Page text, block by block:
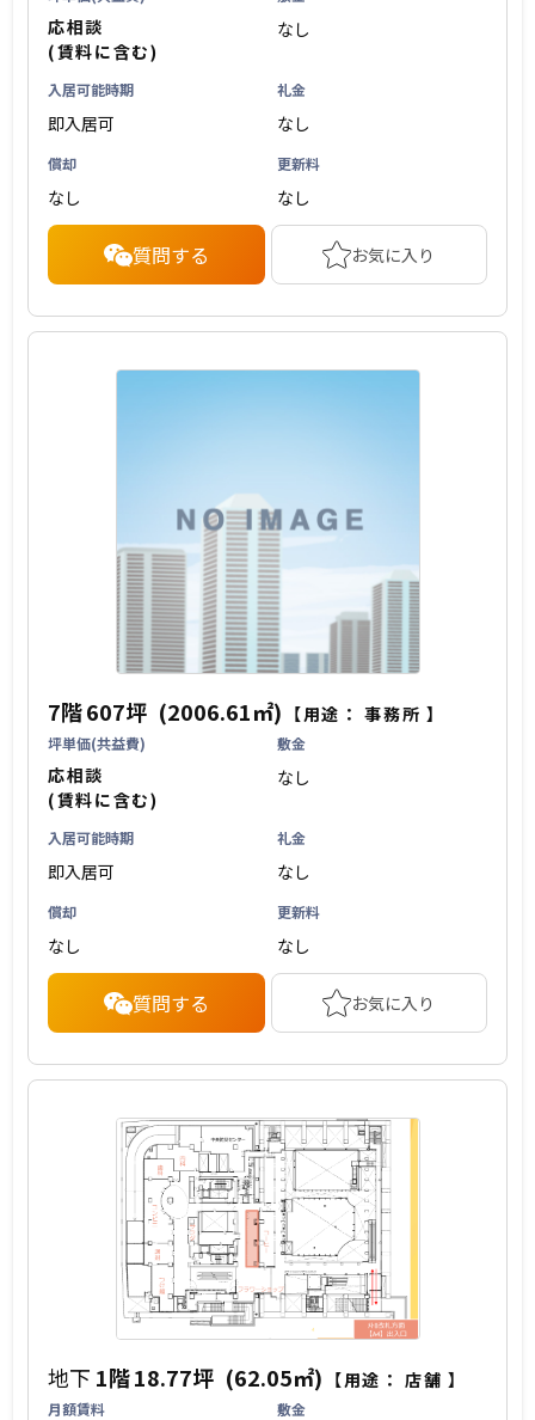
応相談
(賃料に含む)
なし
入居可能時期
即入居可
礼金
なし
償却
なし
更新料
なし
質問する お気に入り
7階607坪 (2006.61㎡) 【用途：事務所 】
坪単価(共益費)
応相談
(賃料に含む)
敷金
なし
入居可能時期
即入居可
礼金
なし
償却
なし
更新料
なし
質問する お気に入り
地下 1階18.77坪 (62.05㎡) 【用途：店舗 】
月額賃料
敷金